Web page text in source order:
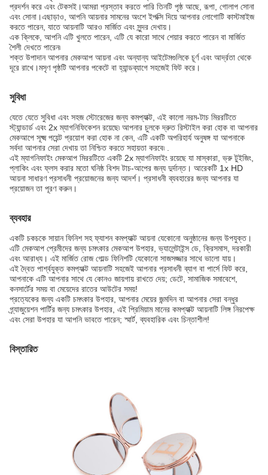
প্রদর্শন করে এবং টেকসই।আমরা প্রস্তাব করতে পারি তিনটি পৃষ্ঠ আছে, রূপা, গোলাপ সোনা
এবং সোনা।এছাড়াও, আপনি আয়নার সামনের অংশে ইপক্সি দিয়ে আপনার লোগোটি কাস্টমাইজ
করতে পারেন, যাতে আয়নাটি আরও মার্জিত এবং সুন্দর দেখায়।
এক ক্লিকে, আপনি এটি খুলতে পারেন, এটি যে কারো সাথে শেয়ার করতে পারেন বা মার্জিত
শৈলী দেখতে পারেন৷
শক্ত উপাদান আপনার মেকআপ আয়না এবং অন্যান্য আইটেমগুলিকে চূর্ণ এবং আর্দ্রতা থেকে
দূরে রাখে।মসৃণ পৃষ্ঠটি আপনার পকেটে বা হ্যান্ডব্যাগে সহজেই ফিট করে।
সুবিধা
যেতে যেতে সুবিধা এবং সহজ স্টোরেজের জন্য কমপ্যাক্ট, এই কালো নরম-টাচ মিররটিতে
স্ট্যান্ডার্ড এবং 2x ম্যাগনিফিকেশন রয়েছে৷ আপনার চুলকে দ্রুত রিস্টাইল করা হোক বা আপনার
মেকআপে সূক্ষ্ম পয়েন্ট প্রয়োগ করা হোক না কেন, এটি একটি অপরিহার্য অনুষঙ্গ যা আপনাকে
সর্বদা আপনার সেরা দেখায় তা নিশ্চিত করতে সহায়তা করবে৷ .
এই ম্যাগনিফাইং মেকআপ মিররটিতে একটি 2x ম্যাগনিফাইং রয়েছে যা মাস্কারা, ভ্রু টুইজিং,
প্লাকিং এবং ফ্লস করার মতো ঘনিষ্ঠ বিশদ টাচ-আপের জন্য দুর্দান্ত। আরেকটি 1x HD
আয়না সাধারণ প্রসাধনী প্রয়োজনের জন্য আদর্শ। প্রসাধনী ব্যবহারের জন্য আপনার যা
প্রয়োজন তা পূরণ করুন।
ব্যবহার
একটি চকচকে সায়ান ফিনিশ সহ ফ্যাশন কমপ্যাক্ট আয়না যেকোনো অনুষ্ঠানের জন্য উপযুক্ত।
এটি মেকআপ প্রেমীদের জন্য চমৎকার মেকআপ উপহার, ভ্যালেন্টাইন্স ডে, ক্রিসমাস, দরকারী
এবং আরাধ্য। এই মার্জিত রোজ গোল্ড ফিনিশটি যেকোনো সাজসজ্জার সাথে ভালো যায়।
এই দ্বৈত পার্শ্বযুক্ত কমপ্যাক্ট আয়নাটি সহজেই আপনার প্রসাধনী ব্যাগ বা পার্সে ফিট করে,
আপনাকে এটি আপনার সাথে যে কোনও জায়গায় রাখতে দেয়; ডেটে, সামাজিক সমাবেশে,
কনসার্টের সময় বা মেয়েদের রাতের আউটের সময়!
প্রত্যেকের জন্য একটি চমৎকার উপহার, আপনার মেয়ের জন্মদিন বা আপনার সেরা বন্ধুর
গ্র্যাজুয়েশন পার্টির জন্য চমৎকার উপহার, এই প্রিমিয়াম মানের কমপ্যাক্ট আয়নাটি লিঙ্গ নিরপেক্ষ
এবং সেরা উপহার যা আপনি ভাবতে পারেন; স্মার্ট, ব্যবহারিক এবং চিন্তাশীল!
বিস্তারিত